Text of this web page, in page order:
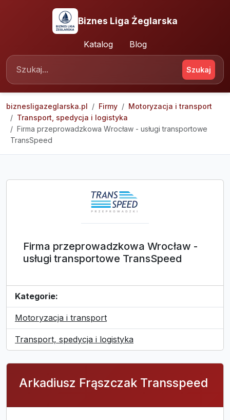
Biznes Liga Żeglarska
Katalog Blog
Szukaj
biznesligazeglarska.pl Firmy
Motoryzacja i transport
Transport, spedycja i logistyka
Firma przeprowadzkowa Wrocław - usługi transportowe
TransSpeed
Firma przeprowadzkowa Wrocław -
usługi transportowe TransSpeed
Kategorie:
Motoryzacja i transport
Transport, spedycja i logistyka
Arkadiusz Frąszczak Transspeed